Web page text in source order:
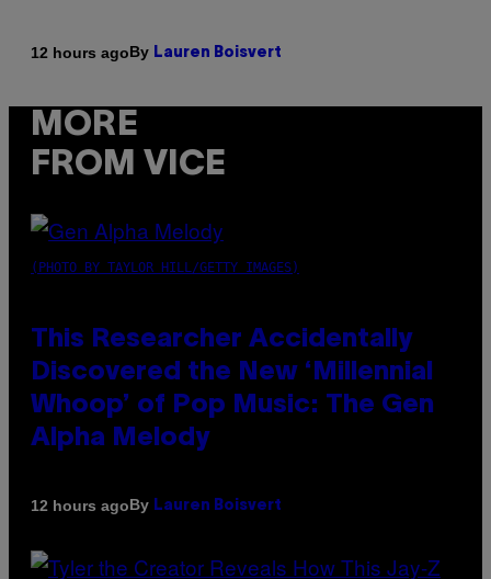
12 hours agoBy Lauren Boisvert
MORE
FROM VICE
(PHOTO BY TAYLOR HILL/GETTY IMAGES)
This Researcher Accidentally
Discovered the New ‘Millennial
Whoop’ of Pop Music: The Gen
Alpha Melody
12 hours agoBy Lauren Boisvert